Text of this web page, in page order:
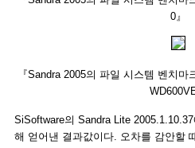
0』
『Sandra 2005의 파일 시스템 벤치
WD600VE
SiSoftware의 Sandra Lite
해 얻어낸 결과값이다. 오차를 감안할